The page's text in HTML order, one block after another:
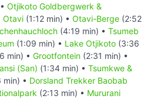
Otjikoto Goldbergwerk &
Otavi (1:12 min) • Otavi-Berge (2:52
(4:19 min) • Tsumeb
(1:09 min) • Lake Otjikoto (3:36
min) • Grootfontein (2:31 min) •
(San) (1:34 min) • Tsumkwe &
min) • Dorsland Trekker Baobab
(2:13 min) • Mururani